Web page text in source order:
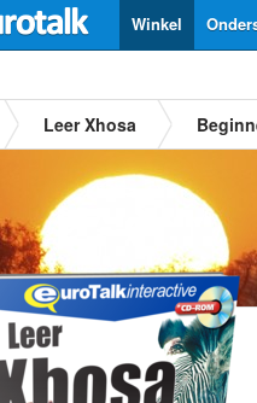
Winkel
Leer Xhosa